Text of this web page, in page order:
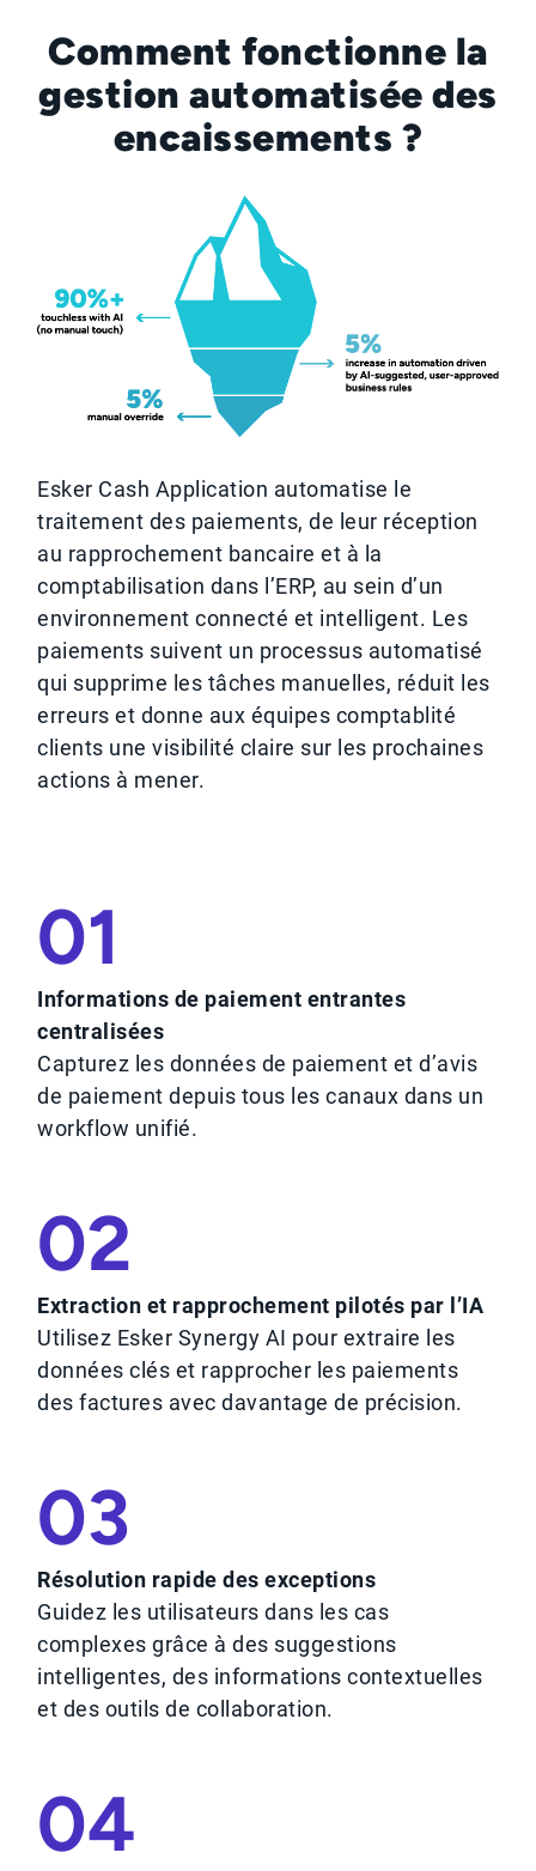
Comment fonctionne la
gestion automatisée des
encaissements ?
Esker Cash Application automatise le
traitement des paiements, de leur réception
au rapprochement bancaire et à la
comptabilisation dans l’ERP, au sein d’un
environnement connecté et intelligent. Les
paiements suivent un processus automatisé
qui supprime les tâches manuelles, réduit les
erreurs et donne aux équipes comptablité
clients une visibilité claire sur les prochaines
actions à mener.
01
Informations de paiement entrantes
centralisées
Capturez les données de paiement et d’avis
de paiement depuis tous les canaux dans un
workflow unifié.
02
Extraction et rapprochement pilotés par l’IA
Utilisez Esker Synergy AI pour extraire les
données clés et rapprocher les paiements
des factures avec davantage de précision.
03
Résolution rapide des exceptions
Guidez les utilisateurs dans les cas
complexes grâce à des suggestions
intelligentes, des informations contextuelles
et des outils de collaboration.
04